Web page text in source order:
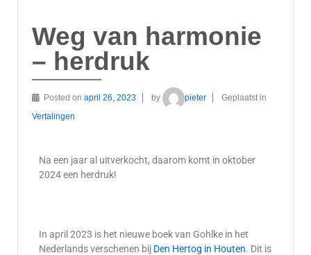
Weg van harmonie
– herdruk
Posted on april 26, 2023 by pieter
Geplaatst in
Vertalingen
Na een jaar al uitverkocht, daarom komt in oktober
2024 een herdruk!
In april 2023 is het nieuwe boek van Gohlke in het
Nederlands verschenen bij Den Hertog in Houten. Dit is